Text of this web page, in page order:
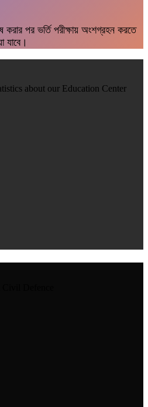
পর ভর্তি পরীক্ষায় অংশগ্রহন করতে
যাবে।
about our Education Center